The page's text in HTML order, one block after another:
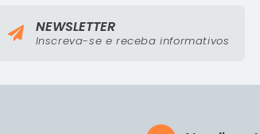
NEWSLETTER
Inscreva-se e receba informativos